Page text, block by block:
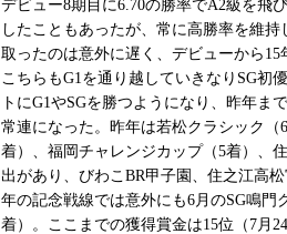
デビュー8期目に6.70の勝率でA2級を飛
したこともあったが、常に高勝率を維
取ったのは意外に遅く、デビューから
こちらもG1を通り越していきなりSG初
トにG1やSGを勝つようになり、昨年ま
常連になった。昨年は若松クラシック
着）、福岡チャレンジカップ（5着）、
出があり、びわこBR甲子園、住之江高
年の記念戦線では意外にも6月のSG鳴門
着）。ここまでの獲得賞金は15位（7月